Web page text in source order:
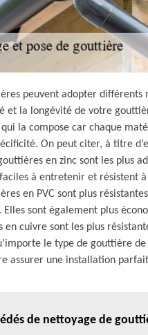
peuvent adopter différents
et la longévité de votre
la compose car chaque
On peut citer, à titre
en zinc sont les plus
à entretenir et résistent
en PVC sont plus
Elles sont également plus
en cuivre sont les plus
le type de gouttière
assurer une installation
de nettoyage de